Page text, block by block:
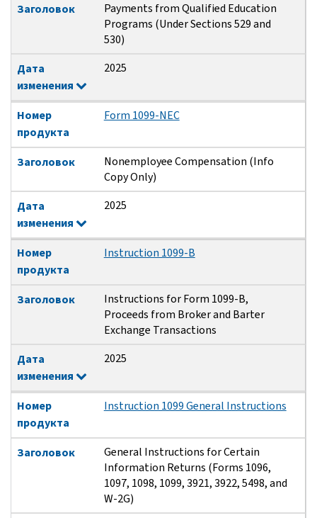
Заголовок
Payments from Qualified Education
Programs (Under Sections 529 and
530)
Дата
изменения
2025
Номер
продукта
Form 1099-NEC
Заголовок
Nonemployee Compensation (Info
Copy Only)
Дата
изменения
2025
Номер
продукта
Instruction 1099-B
Заголовок
Instructions for Form 1099-B,
Proceeds from Broker and Barter
Exchange Transactions
Дата
изменения
2025
Номер
продукта
Instruction 1099 General Instructions
Заголовок
General Instructions for Certain
Information Returns (Forms 1096,
1097, 1098, 1099, 3921, 3922, 5498, and
W-2G)